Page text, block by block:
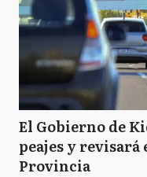
El Gobierno de
peajes y
Provincia